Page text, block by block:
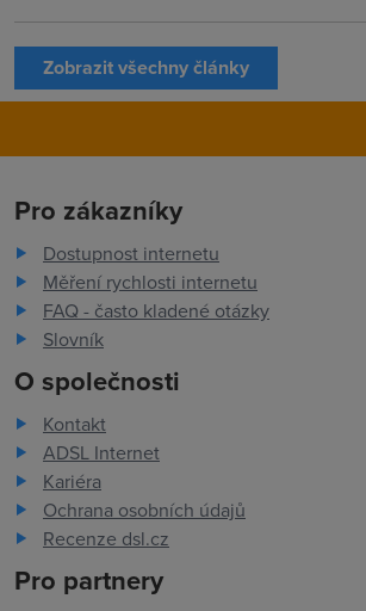
Zobrazit všechny články
Pro zákazníky
Dostupnost internetu
Měření rychlosti internetu
FAQ - často kladené otázky
Slovník
O společnosti
Kontakt
ADSL Internet
Kariéra
Ochrana osobních údajů
Recenze dsl.cz
Pro partnery